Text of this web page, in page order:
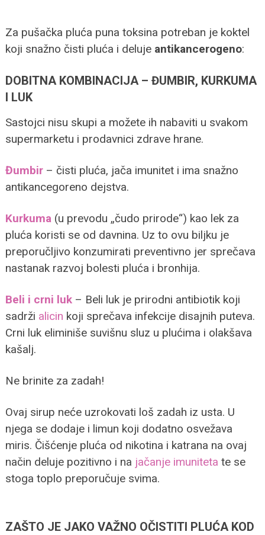
Za pušačka pluća puna toksina potreban je koktel
koji snažno čisti pluća i deluje antikancerogeno:
DOBITNA KOMBINACIJA – ĐUMBIR, KURKUMA
I LUK
Sastojci nisu skupi a možete ih nabaviti u svakom
supermarketu i prodavnici zdrave hrane.
Đumbir– čisti pluća, jača imunitet i ima snažno
antikancegoreno dejstva.
Kurkuma(u prevodu „čudo prirode“) kao lek za
pluća koristi se od davnina. Uz to ovu biljku je
preporučljivo konzumirati preventivno jer sprečava
nastanak razvoj bolesti pluća i bronhija.
Beli i crni luk– Beli luk je prirodni antibiotik koji
sadrži alicin koji sprečava infekcije disajnih puteva.
Crni luk eliminiše suvišnu sluz u plućima i olakšava
kašalj.
Ne brinite za zadah!
Ovaj sirup neće uzrokovati loš zadah iz usta. U
njega se dodaje i limun koji dodatno osvežava
miris. Čišćenje pluća od nikotina i katrana na ovaj
način deluje pozitivno i na jačanje imuniteta te se
stoga toplo preporučuje svima.
ZAŠTO JE JAKO VAŽNO OČISTITI PLUĆA KOD